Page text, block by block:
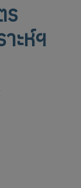
ร
ะห์ฯ